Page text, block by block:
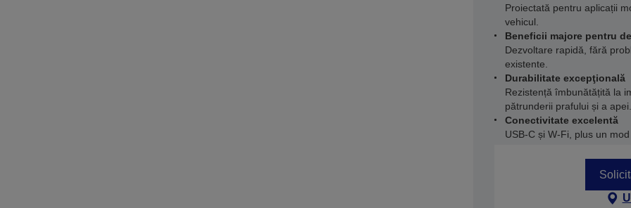
Proiectată pentru aplicații
vehicul.
Beneficii majore pentru
Dezvoltare rapidă, fără
existente.
Durabilitate excepţională
Rezistență îmbunătățită la
pătrunderii prafului și a apei.
Conectivitate excelentă
USB-C și W-Fi, plus un